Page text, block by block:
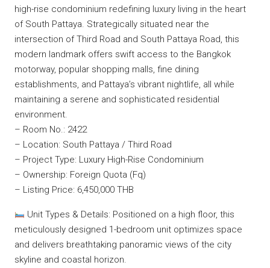
high-rise condominium redefining luxury living in the heart
of South Pattaya. Strategically situated near the
intersection of Third Road and South Pattaya Road, this
modern landmark offers swift access to the Bangkok
motorway, popular shopping malls, fine dining
establishments, and Pattaya’s vibrant nightlife, all while
maintaining a serene and sophisticated residential
environment.
– Room No.: 2422
– Location: South Pattaya / Third Road
– Project Type: Luxury High-Rise Condominium
– Ownership: Foreign Quota (Fq)
– Listing Price: 6,450,000 THB
Unit Types & Details: Positioned on a high floor, this
meticulously designed 1-bedroom unit optimizes space
and delivers breathtaking panoramic views of the city
skyline and coastal horizon.